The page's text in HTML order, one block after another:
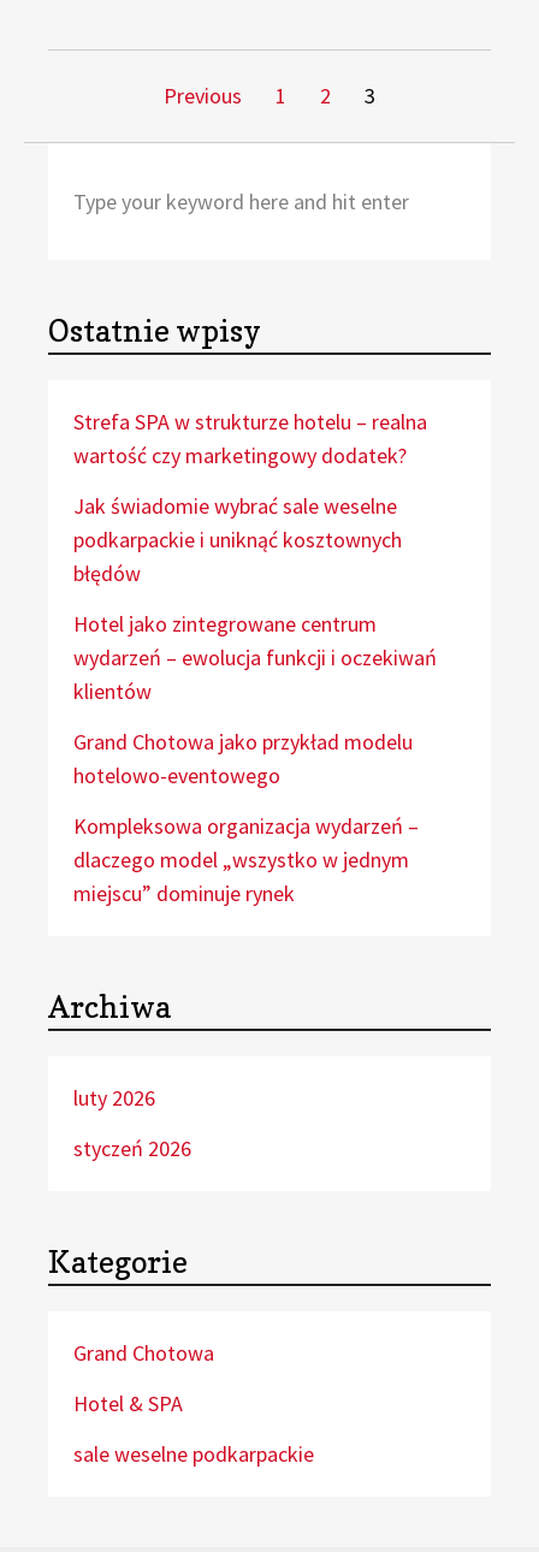
Previous Page
1 Page
2 Page
3
for:
Ostatnie wpisy
Strefa SPA w strukturze hotelu – realna
wartość czy marketingowy dodatek?
Jak świadomie wybrać sale weselne
podkarpackie i uniknąć kosztownych
błędów
Hotel jako zintegrowane centrum
wydarzeń – ewolucja funkcji i oczekiwań
klientów
Grand Chotowa jako przykład modelu
hotelowo-eventowego
Kompleksowa organizacja wydarzeń –
dlaczego model „wszystko w jednym
miejscu” dominuje rynek
Archiwa
luty 2026
styczeń 2026
Kategorie
Grand Chotowa
Hotel & SPA
sale weselne podkarpackie